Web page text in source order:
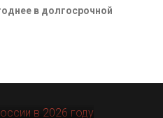
в долгосрочной